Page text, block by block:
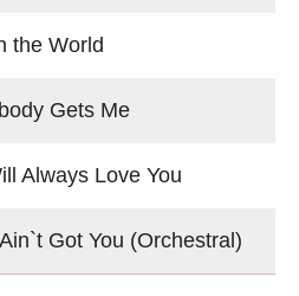
the World
Gets Me
Love You
You (Orchestral)